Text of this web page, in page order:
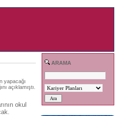
yapacağı
açıklamıştı.
okul
ARAMA